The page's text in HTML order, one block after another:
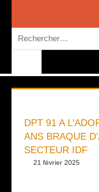
Recherche
pour :
DPT 91 A
ANS BRAQUE
SECTEUR IDF
21 février 2025